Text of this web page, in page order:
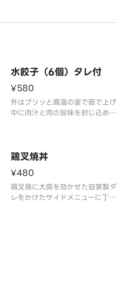
水餃子（6個）タレ付
¥580
外はプリッと高温の釜で茹で上げ
中に肉汁と肉の旨味を封じ込めま
鶏叉焼丼
¥480
鶏叉焼に大蒜を効かせた自家製ダ
レをかけたサイドメニューに丁度